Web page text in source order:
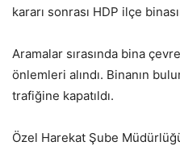
kararı sonrası HDP ilçe
Aramalar sırasında bina
önlemleri alındı. Binanın
trafiğine kapatıldı.
Özel Harekat Şube